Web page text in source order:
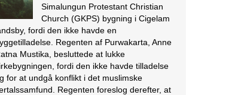
Simalungun Protestant Christian
Church (GKPS) bygning i Cigelam
fordi den ikke havde en
Regenten af Purwakarta, Anne
Mustika, besluttede at lukke
fordi den ikke havde tilladelse
for at undgå konflikt i det muslimske
Regenten foreslog derefter, at